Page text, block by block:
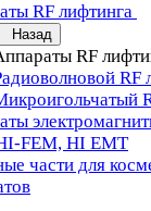
RF лифтинга
Назад
RF
RF
FEM, HI EMT
части для